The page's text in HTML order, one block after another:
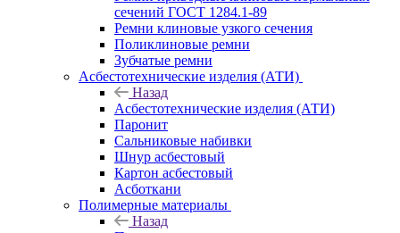
сечений ГОСТ 1284.1-89
Ремни клиновые узкого сечения
Поликлиновые ремни
Зубчатые ремни
Асбестотехнические изделия (АТИ)
Назад
Асбестотехнические изделия (АТИ)
Паронит
Сальниковые набивки
Шнур асбестовый
Картон асбестовый
Асботкани
Полимерные материалы
Назад